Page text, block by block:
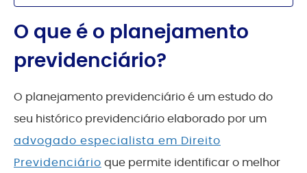
O que é o planejamento
previdenciário?
O planejamento previdenciário é um estudo do
seu histórico previdenciário elaborado por um
advogado especialista em Direito
Previdenciário que permite identificar o melhor